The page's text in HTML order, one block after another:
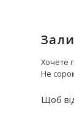
Хочете
Не
Щоб